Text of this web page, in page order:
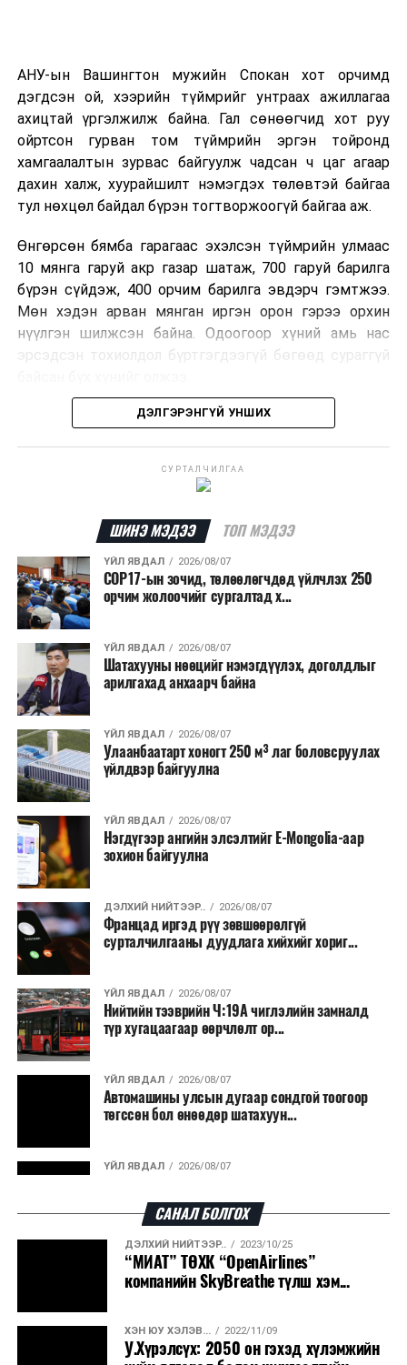
АНУ-ын Вашингтон мужийн Спокан хот орчимд
дэгдсэн ой, хээрийн түймрийг унтраах ажиллагаа
ахицтай үргэлжилж байна. Гал сөнөөгчид хот руу
ойртсон гурван том түймрийн эргэн тойронд
хамгаалалтын зурвас байгуулж чадсан ч цаг агаар
дахин халж, хуурайшилт нэмэгдэх төлөвтэй байгаа
тул нөхцөл байдал бүрэн тогтворжоогүй байгаа аж.
Өнгөрсөн бямба гарагаас эхэлсэн түймрийн улмаас
10 мянга гаруй акр газар шатаж, 700 гаруй барилга
бүрэн сүйдэж, 400 орчим барилга эвдэрч гэмтжээ.
Мөн хэдэн арван мянган иргэн орон гэрээ орхин
нүүлгэн шилжсэн байна. Одоогоор хүний амь нас
эрсэдсэн тохиолдол бүртгэгдээгүй бөгөөд сураггүй
Албаныхны мэдээлснээр түймрийн нэг голомтыг
шатаасан гэх үндэслэлээр эрүүгийн хэрэг үүсгэн
шалтгааныг үргэлжлүүлэн тогтоож байгаа бөгөөд
аянгын улмаас үүсээгүй гэж үзэж байгаа аж.
Одоогоор АНУ даяар 13 мужид 90 гаруй томоохон ой,
хээрийн түймэр идэвхтэй үргэлжилж байгаагийн
талаас илүү нь Орегон болон Вашингтон мужид
бүртгэгдсэн байна. Цаг уурын байгууллагууд ойрын
өдрүүдэд агаарын температур дахин огцом
нэмэгдэж, хуурайшилт эрчимжих төлөвтэй байгааг
анхааруулсан бөгөөд энэ нь гал унтраах ажиллагаанд
шинэ сорилт учруулж болзошгүйг онцолжээ.
ДЭЛГЭРЭНГҮЙ УНШИХ
СУРТАЛЧИЛГАА
ШИНЭ МЭДЭЭ ТОП МЭДЭЭ
ҮЙЛ ЯВДАЛ 2026/08/07
COP17-ын зочид, төлөөлөгчдөд үйлчлэх 250
орчим жолоочийг сургалтад х...
ҮЙЛ ЯВДАЛ 2026/08/07
Шатахууны нөөцийг нэмэгдүүлэх, доголдлыг
арилгахад анхаарч байна
ҮЙЛ ЯВДАЛ 2026/08/07
Улаанбаатарт хоногт 250 м³ лаг боловсруулах
үйлдвэр байгуулна
ҮЙЛ ЯВДАЛ 2026/08/07
Нэгдүгээр ангийн элсэлтийг E-Mongolia-аар
зохион байгуулна
ДЭЛХИЙ НИЙТЭЭР.. 2026/08/07
Францад иргэд рүү зөвшөөрөлгүй
сурталчилгааны дуудлага хийхийг хориг...
ҮЙЛ ЯВДАЛ 2026/08/07
Нийтийн тээврийн Ч:19А чиглэлийн замналд
түр хугацаагаар өөрчлөлт ор...
ҮЙЛ ЯВДАЛ 2026/08/07
Автомашины улсын дугаар сондгой тоогоор
төгссөн бол өнөөдөр шатахуун...
ҮЙЛ ЯВДАЛ 2026/08/07
ДЭЛХИЙ НИЙТЭЭР.. 2026/08/06
“Уралдронзавод” компанийн ерөнхий
захирлын автомашиныг дэлбэлжээ...
ҮЙЛ ЯВДАЛ 2026/08/06
Сүхбаатар боомтоор тав хоногт 10 мянга гаруй
САНАЛ БОЛГОХ
ДЭЛХИЙ НИЙТЭЭР.. 2023/10/25
“МИАТ” ТӨХК “OpenAirlines”
компанийн SkyBreathe түлш хэм...
ХЭН ЮУ ХЭЛЭВ... 2022/11/09
У.Хүрэлсүх: 2050 он гэхэд хүлэмжийн